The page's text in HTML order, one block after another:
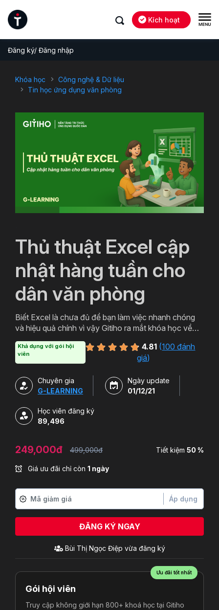
Kích hoạt
Đăng ký/ Đăng nhập
Khóa học
Công nghệ & Dữ liệu
Tin học ứng dụng văn phòng
Thủ thuật Excel cập
nhật hàng tuần cho
dân văn phòng
Biết Excel là chưa đủ để bạn làm việc nhanh chóng
và hiệu quả chính vì vậy Gitiho ra mắt khóa học về
văn phòng sẽ tự tin thao tác về những hàm, công cụ
trong Excel và ứng dụng để giải quyết công việc một
Khả dụng với gói hội
viên
4.81 (100 đánh
giá)
Chuyên gia
G-LEARNING
Ngày update
01/12/21
Học viên đăng ký
89,496
249,000đ 499,000đ Tiết kiệm 50 %
Giá ưu đãi chỉ còn 1 ngày
Áp dụng
ĐĂNG KÝ NGAY
Bùi Thị Ngọc Điệp vừa đăng ký
Ưu đãi tốt nhất
Gói hội viên
Truy cập không giới hạn 800+ khoá học tại Gitiho